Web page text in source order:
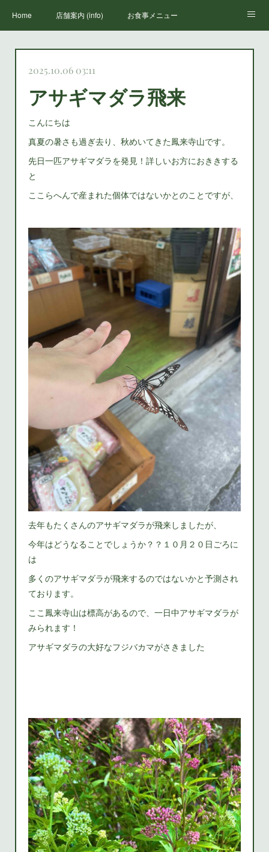
Home 店舗案内 (info) お食事メニュー
2025.10.06 03:11
アサギマダラ飛来
こんにちは
真夏の暑さも過ぎ去り、秋めいてきた鳳来寺山です。
先日一匹アサギマダラを発見！詳しいお方におききする
と
ここらへんで産まれた個体ではないかとのことですが、
去年もたくさんのアサギマダラが飛来しましたが、
今年はどうなることでしょうか？？１０月２０日ごろに
は
多くのアサギマダラが飛来するのではないかと予測され
ております。
ここ鳳来寺山は標高があるので、一日中アサギマダラが
みられます！
アサギマダラの大好なフジバカマがさきました